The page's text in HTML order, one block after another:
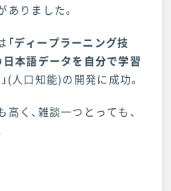
ありました。
「ディープラーニング技
本語データを自分で学習
(人口知能)の開発に成功。
く、雑談一つとっても、